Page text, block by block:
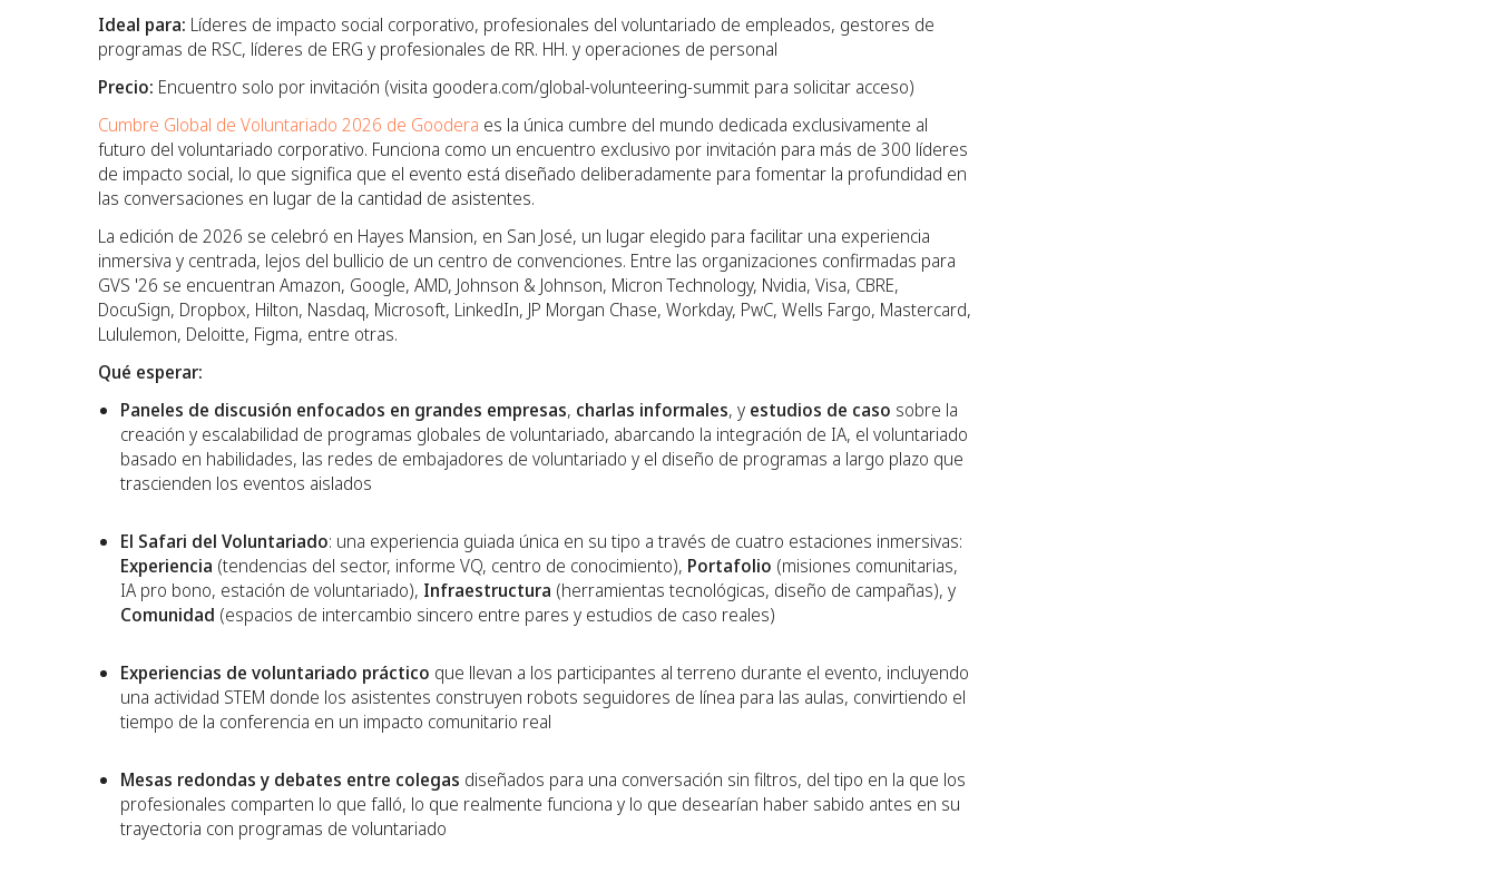
Ideal para: Líderes de impacto social corporativo, profesionales del voluntariado de empleados, gestores de
programas de RSC, líderes de ERG y profesionales de RR. HH. y operaciones de personal
Precio: Encuentro solo por invitación (visita goodera.com/global-volunteering-summit para solicitar acceso)
Cumbre Global de Voluntariado 2026 de Goodera es la única cumbre del mundo dedicada exclusivamente al
futuro del voluntariado corporativo. Funciona como un encuentro exclusivo por invitación para más de 300 líderes
de impacto social, lo que significa que el evento está diseñado deliberadamente para fomentar la profundidad en
las conversaciones en lugar de la cantidad de asistentes.
La edición de 2026 se celebró en Hayes Mansion, en San José, un lugar elegido para facilitar una experiencia
inmersiva y centrada, lejos del bullicio de un centro de convenciones. Entre las organizaciones confirmadas para
GVS '26 se encuentran Amazon, Google, AMD, Johnson & Johnson, Micron Technology, Nvidia, Visa, CBRE,
DocuSign, Dropbox, Hilton, Nasdaq, Microsoft, LinkedIn, JP Morgan Chase, Workday, PwC, Wells Fargo, Mastercard,
Lululemon, Deloitte, Figma, entre otras.
Qué esperar:
Paneles de discusión enfocados en grandes empresas, charlas informales, y estudios de caso sobre la
creación y escalabilidad de programas globales de voluntariado, abarcando la integración de IA, el voluntariado
basado en habilidades, las redes de embajadores de voluntariado y el diseño de programas a largo plazo que
trascienden los eventos aislados
El Safari del Voluntariado: una experiencia guiada única en su tipo a través de cuatro estaciones inmersivas:
Experiencia (tendencias del sector, informe VQ, centro de conocimiento), Portafolio (misiones comunitarias,
IA pro bono, estación de voluntariado), Infraestructura (herramientas tecnológicas, diseño de campañas), y
Comunidad (espacios de intercambio sincero entre pares y estudios de caso reales)
Experiencias de voluntariado práctico que llevan a los participantes al terreno durante el evento, incluyendo
una actividad STEM donde los asistentes construyen robots seguidores de línea para las aulas, convirtiendo el
tiempo de la conferencia en un impacto comunitario real
Mesas redondas y debates entre colegas diseñados para una conversación sin filtros, del tipo en la que los
profesionales comparten lo que falló, lo que realmente funciona y lo que desearían haber sabido antes en su
trayectoria con programas de voluntariado